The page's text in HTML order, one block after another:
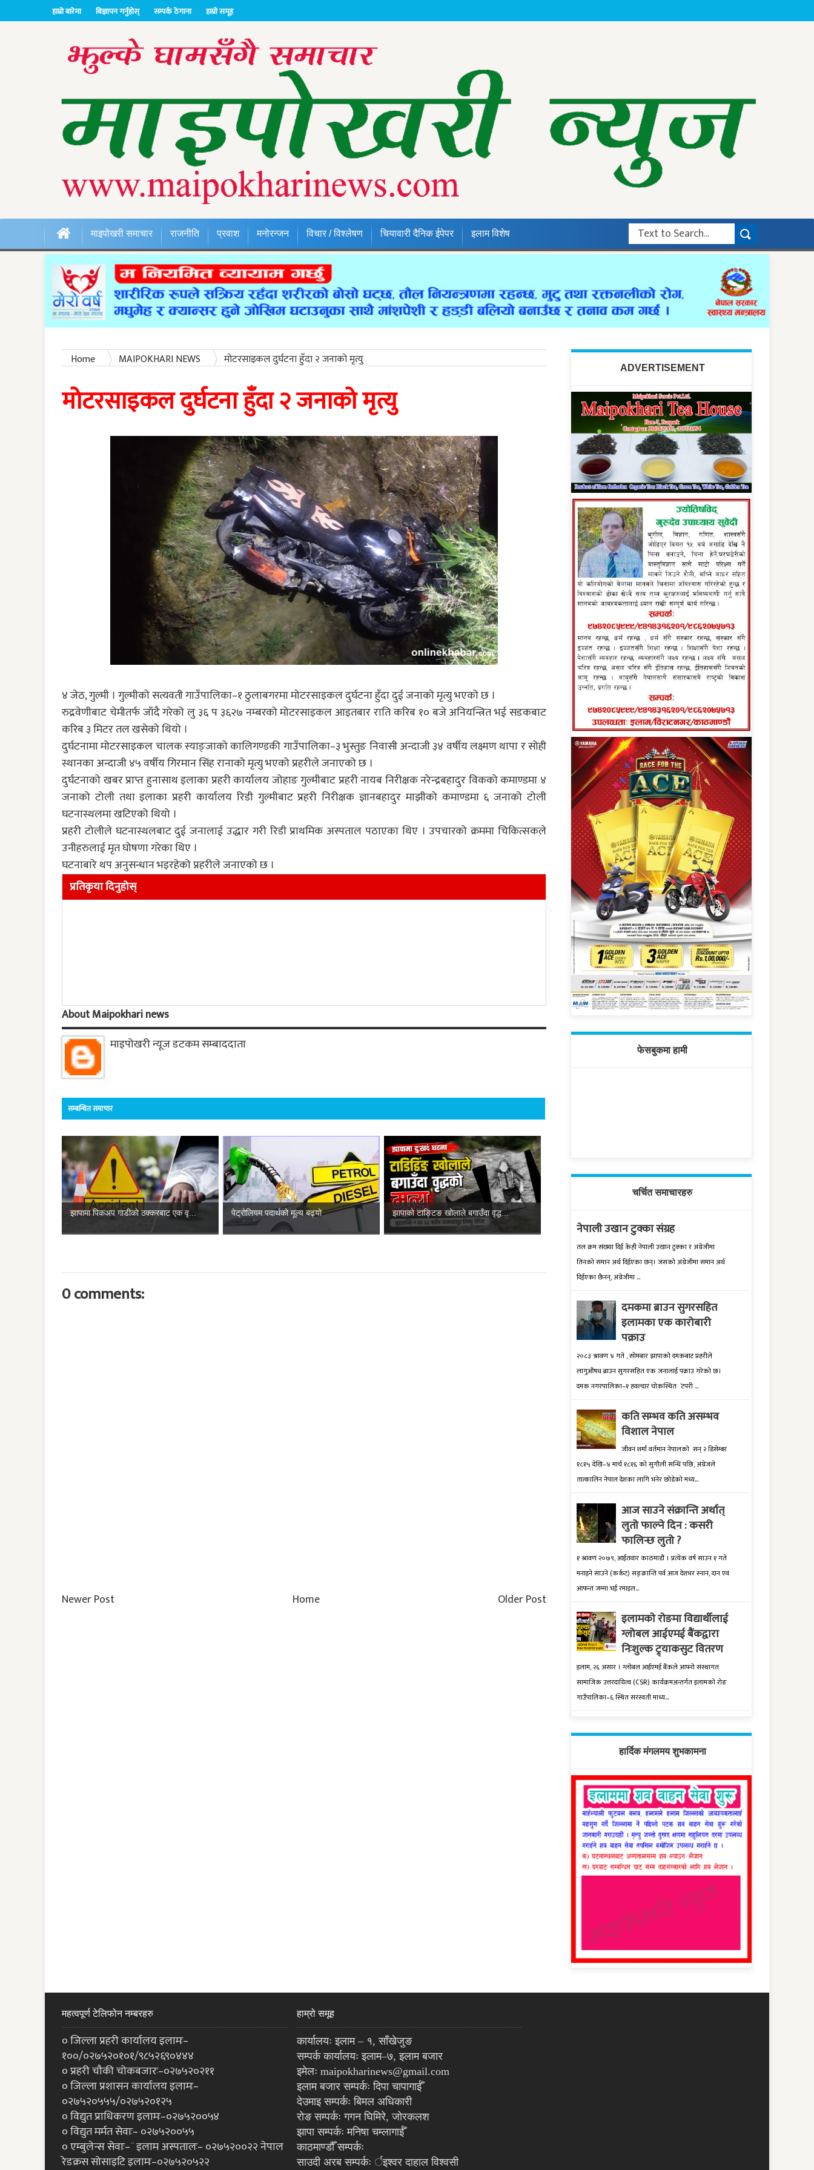
हाम्रो बारेमा बिज्ञापन गर्नुहोस् सम्पर्क ठेगाना हाम्रो समूह
माइपोखरी समाचार राजनीति प्रवाश मनोरन्जन विचार / विश्लेषण चियावारी दैनिक ईपेपर इलाम विशेष
Home MAIPOKHARI NEWS मोटरसाइकल दुर्घटना हुँदा २ जनाको मृत्यु
मोटरसाइकल दुर्घटना हुँदा २ जनाको मृत्यु
४ जेठ, गुल्मी । गुल्मीको सत्यवती गाउँपालिका–१ ठुलाबगरमा मोटरसाइकल दुर्घटना हुँदा दुई जनाको मृत्यु भएको छ ।
रुद्रवेणीबाट चेमीतर्फ जाँदै गरेको लु ३६ प ३६२७ नम्बरको मोटरसाइकल आइतबार राति करिब १० बजे अनियन्त्रित भई सडकबाट
करिब ३ मिटर तल खसेको थियो ।
दुर्घटनामा मोटरसाइकल चालक स्याङ्जाको कालिगण्डकी गाउँपालिका–३ भुस्तुङ निवासी अन्दाजी ३४ वर्षीय लक्ष्मण थापा र सोही
स्थानका अन्दाजी ४५ वर्षीय गिरमान सिंह रानाको मृत्यु भएको प्रहरीले जनाएको छ ।
दुर्घटनाको खबर प्राप्त हुनासाथ इलाका प्रहरी कार्यालय जोहाङ गुल्मीबाट प्रहरी नायब निरीक्षक नरेन्द्रबहादुर विकको कमाण्डमा ४
जनाको टोली तथा इलाका प्रहरी कार्यालय रिडी गुल्मीबाट प्रहरी निरीक्षक ज्ञानबहादुर माझीको कमाण्डमा ६ जनाको टोली
घटनास्थलमा खटिएको थियो ।
प्रहरी टोलीले घटनास्थलबाट दुई जनालाई उद्धार गरी रिडी प्राथमिक अस्पताल पठाएका थिए । उपचारको क्रममा चिकित्सकले
उनीहरुलाई मृत घोषणा गरेका थिए ।
घटनाबारे थप अनुसन्धान भइरहेको प्रहरीले जनाएको छ ।
प्रतिकृया दिनुहोस्
About Maipokhari news
माइपोखरी न्यूज डटकम सम्बाददाता
सम्बन्धित समाचार
झापामा पिकअप गाडीको ठक्करबाट एक वृ... पेट्रोलियम पदार्थको मूल्य बढ्यो झापाको टाङ्टिङ खोलाले बगाउँदा वृद्ध...
0 comments:
Newer Post Older Post
Home
ADVERTISEMENT
फेसबुकमा हामी
चर्चित समाचारहरु
नेपाली उखान टुक्का संग्रह
तल क्रम संख्‍या दिई केही नेपाली उखान टुक्‍का र अंग्रेजीमा
तिनको समान अर्थ दिईएका छन्। जसको अंग्रेजीमा समान अर्थ
दिईएका छैनन्, अंग्रेजीमा ...
दमकमा ब्राउन सुगरसहित
इलामका एक कारोबारी
पक्राउ
२०८३ श्रावण ४ गते , सोमबार झापाको दमकबाट प्रहरीले
लागुऔषध ब्राउन सुगरसहित एक जनालाई पक्राउ गरेको छ।
दमक नगरपालिका–१ हवल्दार चोकस्थित ‘टपरी ...
कति सम्भव कति असम्भव
विशाल नेपाल
जीवन शर्मा वर्तमान नेपालको सन् २ डिसेम्बर
१८१५ देखि–४ मार्च १८१६ को सुगौली सन्धि पछि, अंग्रेजले
तात्कालिन नेपाल देशका लागि भनेर छोडेको मध्य...
आज साउने संक्रान्ति अर्थात्
लुतो फाल्ने दिन : कसरी
फालिन्छ लुतो ?
१ श्रावण २०७९, आईतवार काठमाडौं । प्रत्येक वर्ष साउन १ गते
मनाइने साउने (कर्कट) सङ्क्रान्ति पर्व आज देशभर स्नान, दान एवं
आफन्त जम्मा भई रमाइल...
इलामकाे राेङमा विद्यार्थीलाई
ग्लोबल आईएमई बैंकद्वारा
निःशुल्क ट्र्याकसुट वितरण
इलाम, २६ असार । ग्लोबल आईएमई बैंकले आफ्नो संस्थागत
सामाजिक उत्तरदायित्व (CSR) कार्यक्रमअन्तर्गत इलामको रोङ
गाउँपालिका–६ स्थित सरस्वती माध्य...
हार्दिक मंगलमय शुभकामना
महत्वपूर्ण टेलिफोन नम्बरहरु
० जिल्ला प्रहरी कार्यालय इलामः–
१००/०२७५२०१०१/९८५२६९०४४४
० प्रहरी चौकी चोकबजारः–०२७५२०२११
० जिल्ला प्रशासन कार्यालय इलामः–
०२७५२०५५५/०२७५२०१२५
० विद्युत प्राधिकरण इलामः–०२७५२००५४
० विद्युत मर्मत सेवाः– ०२७५२००५५
० एम्बुलेन्स सेवाः–¨ इलाम अस्पतालः– ०२७५२००२२ नेपाल
रेडक्रस सोसाइटि इलामः–०२७५२०५२२
हाम्रो समूह
कार्यालयः इलाम – १, साँखेजुङ
सम्पर्क कार्यालयः इलाम–७, इलाम बजार
इमेलः maipokharinews@gmail.com
इलाम बजार सम्पर्कः दिपा चापागाईँ
देउमाइ सम्पर्कः बिमल अधिकारी
रोङ सम्पर्कः गगन घिमिरे, जोरकलश
झापा सम्पर्कः मनिषा चम्लागाईँ
काठमाण्डौँ सम्पर्कः
साउदी अरब सम्पर्कः र्इश्वर दाहाल विश्वसी